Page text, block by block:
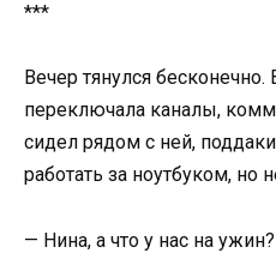
***
Вечер тянулся
переключала каналы,
сидел рядом с ней,
работать за ноутбуком, но
— Нина, а что у нас на